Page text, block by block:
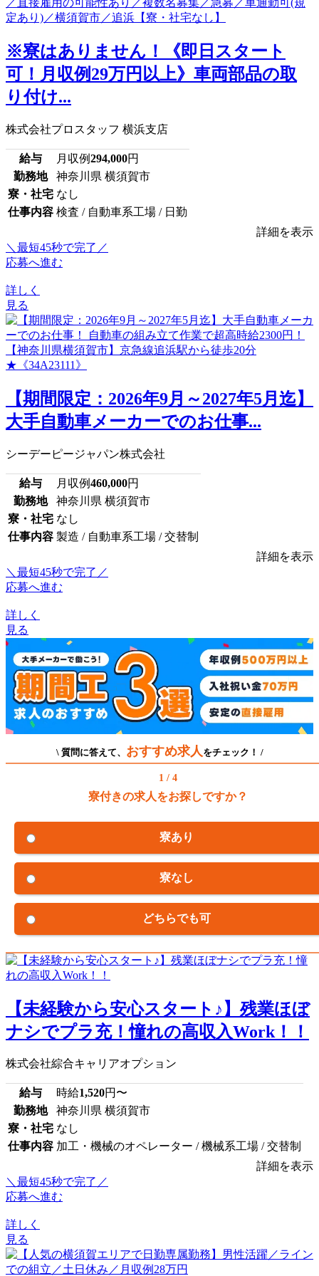
※寮はありません！《即日スタート
可！月収例29万円以上》車両部品の取
り付け...
株式会社プロスタッフ 横浜支店
給与 月収例294,000円
勤務地
神奈川県 横須賀市
寮・社宅 なし
仕事内容 検査 / 自動車系工場 / 日勤
詳細を表示
＼最短45秒で完了／
応募へ進む
詳しく
見る
【期間限定：2026年9月～2027年5月迄】
大手自動車メーカーでのお仕事...
シーデーピージャパン株式会社
給与 月収例460,000円
勤務地
神奈川県 横須賀市
寮・社宅 なし
仕事内容 製造 / 自動車系工場 / 交替制
詳細を表示
＼最短45秒で完了／
応募へ進む
詳しく
見る
\ 質問に答えて、 おすすめ求人 をチェック！ /
1 / 4
寮付きの求人をお探しですか？
寮あり
寮なし
どちらでも可
【未経験から安心スタート♪】残業ほぼ
ナシでプラ充！憧れの高収入Work！！
株式会社綜合キャリアオプション
給与 時給1,520円〜
勤務地
神奈川県 横須賀市
寮・社宅 なし
仕事内容 加工・機械のオペレーター / 機械系工場 / 交替制
詳細を表示
＼最短45秒で完了／
応募へ進む
詳しく
見る